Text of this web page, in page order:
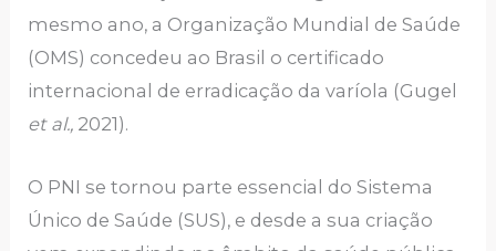
mesmo ano, a Organização Mundial de Saúde
(OMS) concedeu ao Brasil o certificado
internacional de erradicação da varíola (Gugel
et al., 2021).
O PNI se tornou parte essencial do Sistema
Único de Saúde (SUS), e desde a sua criação